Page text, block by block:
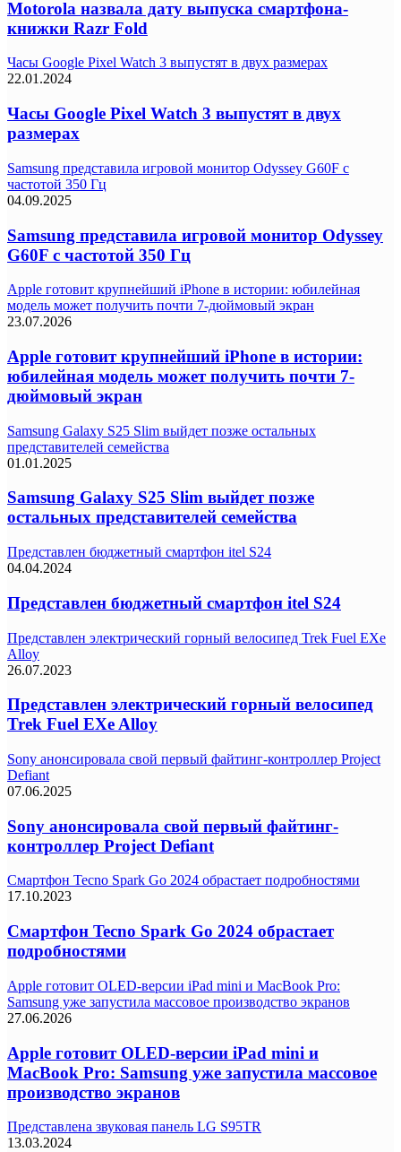
Motorola назвала дату выпуска смартфона-
книжки Razr Fold
Часы Google Pixel Watch 3 выпустят в двух размерах
22.01.2024
Часы Google Pixel Watch 3 выпустят в двух
размерах
Samsung представила игровой монитор Odyssey G60F с
частотой 350 Гц
04.09.2025
Samsung представила игровой монитор Odyssey
G60F с частотой 350 Гц
Apple готовит крупнейший iPhone в истории: юбилейная
модель может получить почти 7-дюймовый экран
23.07.2026
Apple готовит крупнейший iPhone в истории:
юбилейная модель может получить почти 7-
дюймовый экран
Samsung Galaxy S25 Slim выйдет позже остальных
представителей семейства
01.01.2025
Samsung Galaxy S25 Slim выйдет позже
остальных представителей семейства
Представлен бюджетный смартфон itel S24
04.04.2024
Представлен бюджетный смартфон itel S24
Представлен электрический горный велосипед Trek Fuel EXe
Alloy
26.07.2023
Представлен электрический горный велосипед
Trek Fuel EXe Alloy
Sony анонсировала свой первый файтинг-контроллер Project
Defiant
07.06.2025
Sony анонсировала свой первый файтинг-
контроллер Project Defiant
Смартфон Tecno Spark Go 2024 обрастает подробностями
17.10.2023
Смартфон Tecno Spark Go 2024 обрастает
подробностями
Apple готовит OLED-версии iPad mini и MacBook Pro:
Samsung уже запустила массовое производство экранов
27.06.2026
Apple готовит OLED-версии iPad mini и
MacBook Pro: Samsung уже запустила массовое
производство экранов
Представлена звуковая панель LG S95TR
13.03.2024